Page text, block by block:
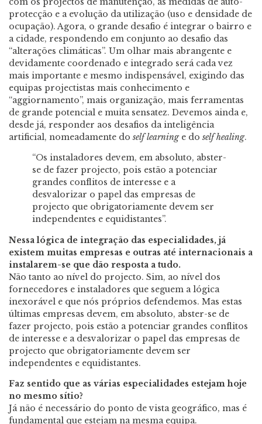
protecção e a evolução da utilização (uso e densidade de
ocupação). Agora, o grande desafio é integrar o bairro e
a cidade, respondendo em conjunto ao desafio das
“alterações climáticas”. Um olhar mais abrangente e
devidamente coordenado e integrado será cada vez
mais importante e mesmo indispensável, exigindo das
equipas projectistas mais conhecimento e
“aggiornamento”, mais organização, mais ferramentas
de grande potencial e muita sensatez. Devemos ainda e,
desde já, responder aos desafios da inteligência
artificial, nomeadamente do self learninge do self healing.
“Os instaladores devem, em absoluto, abster-
se de fazer projecto, pois estão a potenciar
grandes conflitos de interesse e a
desvalorizar o papel das empresas de
projecto que obrigatoriamente devem ser
independentes e equidistantes”.
Nessa lógica de integração das especialidades, já
existem muitas empresas e outras até internacionais a
instalarem-se que dão resposta a tudo.
Não tanto ao nível do projecto. Sim, ao nível dos
fornecedores e instaladores que seguem a lógica
inexorável e que nós próprios defendemos. Mas estas
últimas empresas devem, em absoluto, abster-se de
fazer projecto, pois estão a potenciar grandes conflitos
de interesse e a desvalorizar o papel das empresas de
projecto que obrigatoriamente devem ser
independentes e equidistantes.
Faz sentido que as várias especialidades estejam hoje
no mesmo sítio?
Já não é necessário do ponto de vista geográfico, mas é
fundamental que estejam na mesma equipa.